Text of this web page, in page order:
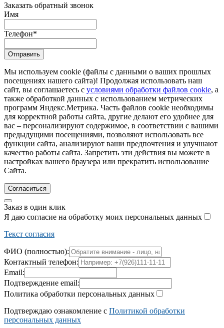
Заказать обратный звонок
Имя
Телефон*
Отправить
Мы используем cookie (файлы с данными о ваших прошлых
посещениях нашего сайта)! Продолжая использовать наш
сайт, вы соглашаетесь с условиями обработки файлов cookie, а
также обработкой данных с использованием метрических
программ Яндекс.Метрика. Часть файлов cookie необходимы
для корректной работы сайта, другие делают его удобнее для
вас – персонализируют содержимое, в соответствии с вашими
предыдущими посещениями, позволяют использовать все
функции сайта, анализируют ваши предпочтения и улучшают
качество работы сайта. Запретить эти действия вы можете в
настройках вашего браузера или прекратить использование
Сайта.
Согласиться
Заказ в один клик
Я даю согласие на обработку моих персональных данных
Текст согласия
ФИО (полностью):
Контактный телефон:
Email:
Подтверждение email:
Политика обработки персональных данных
Подтверждаю ознакомление с Политикой обработки
персональных данных